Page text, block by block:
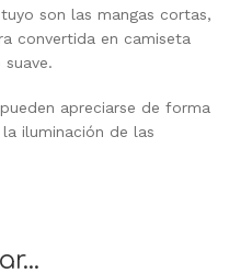
son las mangas cortas,
convertida en camiseta
apreciarse de forma
iluminación de las